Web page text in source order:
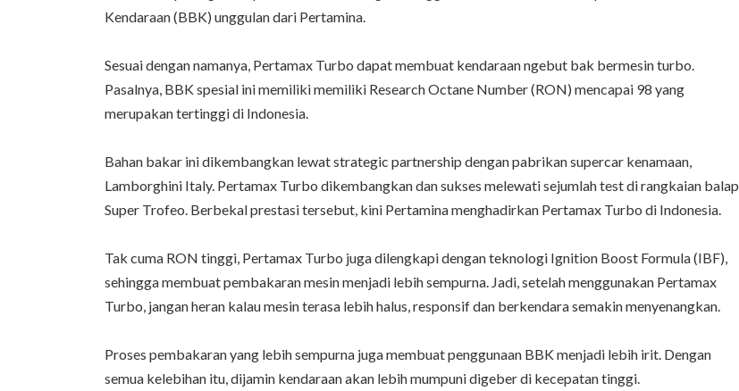
Kendaraan (BBK) unggulan dari Pertamina.
Sesuai dengan namanya, Pertamax Turbo dapat membuat kendaraan ngebut bak bermesin turbo.
Pasalnya, BBK spesial ini memiliki memiliki Research Octane Number (RON) mencapai 98 yang
merupakan tertinggi di Indonesia.
Bahan bakar ini dikembangkan lewat strategic partnership dengan pabrikan supercar kenamaan,
Lamborghini Italy. Pertamax Turbo dikembangkan dan sukses melewati sejumlah test di rangkaian balap
Super Trofeo. Berbekal prestasi tersebut, kini Pertamina menghadirkan Pertamax Turbo di Indonesia.
Tak cuma RON tinggi, Pertamax Turbo juga dilengkapi dengan teknologi Ignition Boost Formula (IBF),
sehingga membuat pembakaran mesin menjadi lebih sempurna. Jadi, setelah menggunakan Pertamax
Turbo, jangan heran kalau mesin terasa lebih halus, responsif dan berkendara semakin menyenangkan.
Proses pembakaran yang lebih sempurna juga membuat penggunaan BBK menjadi lebih irit. Dengan
semua kelebihan itu, dijamin kendaraan akan lebih mumpuni digeber di kecepatan tinggi.